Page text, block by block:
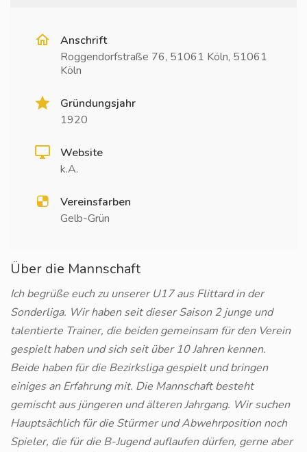
Anschrift
Roggendorfstraße 76, 51061 Köln, 51061
Köln
Gründungsjahr
1920
Website
k.A.
Vereinsfarben
Gelb-Grün
Über die Mannschaft
Ich begrüße euch zu unserer U17 aus Flittard in der
Sonderliga. Wir haben seit dieser Saison 2 junge und
talentierte Trainer, die beiden gemeinsam für den Verein
gespielt haben und sich seit über 10 Jahren kennen.
Beide haben für die Bezirksliga gespielt und bringen
einiges an Erfahrung mit. Die Mannschaft besteht
gemischt aus jüngeren und älteren Jahrgang. Wir suchen
Hauptsächlich für die Stürmer und Abwehrposition noch
Spieler, die für die B-Jugend auflaufen dürfen, gerne aber